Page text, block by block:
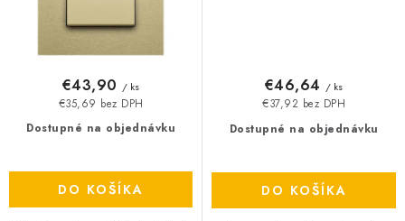
Dostupné na objednávku
€35,69 bez DPH
€43,90 / ks
DO KOŠÍKA
Dostupné na objednávku
€37,92 bez DPH
€46,64 / ks
DO KOŠÍKA